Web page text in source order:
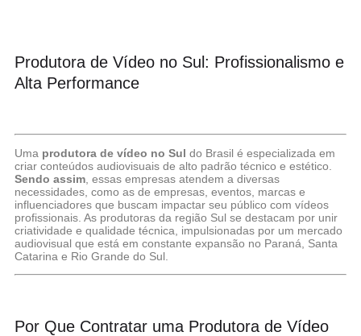
Produtora de Vídeo no Sul: Profissionalismo e
Alta Performance
Uma produtora de vídeo no Sul do Brasil é especializada em
criar conteúdos audiovisuais de alto padrão técnico e estético.
Sendo assim , essas empresas atendem a diversas
necessidades, como as de empresas, eventos, marcas e
influenciadores que buscam impactar seu público com vídeos
profissionais. As produtoras da região Sul se destacam por unir
criatividade e qualidade técnica, impulsionadas por um mercado
audiovisual que está em constante expansão no Paraná, Santa
Catarina e Rio Grande do Sul.
Por Que Contratar uma Produtora de Vídeo